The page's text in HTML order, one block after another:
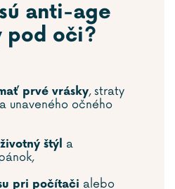
anti-age
pod oči?
prvé vrásky, straty
unaveného očného
štýl a
pri počítači alebo